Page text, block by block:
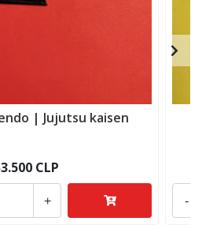
| Jujutsu kaisen
CLP
+ -